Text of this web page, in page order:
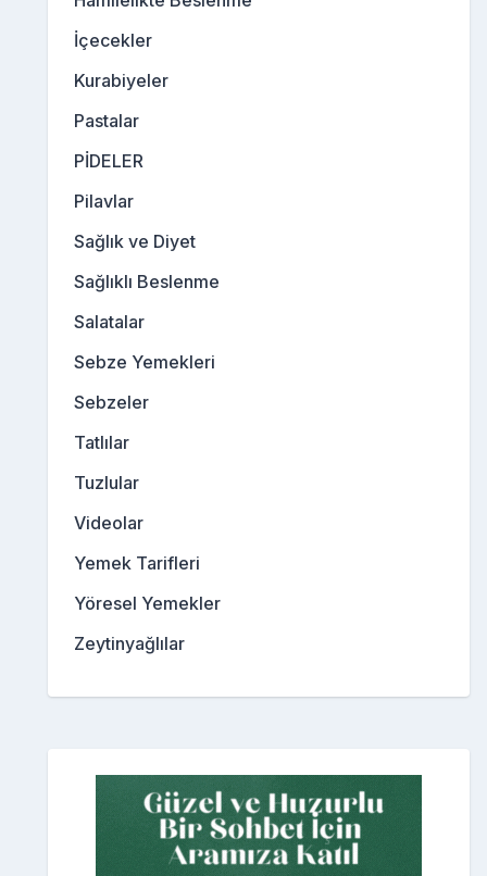
İçecekler
Kurabiyeler
Pastalar
PİDELER
Pilavlar
Sağlık ve Diyet
Sağlıklı Beslenme
Salatalar
Sebze Yemekleri
Sebzeler
Tatlılar
Tuzlular
Videolar
Yemek Tarifleri
Yöresel Yemekler
Zeytinyağlılar